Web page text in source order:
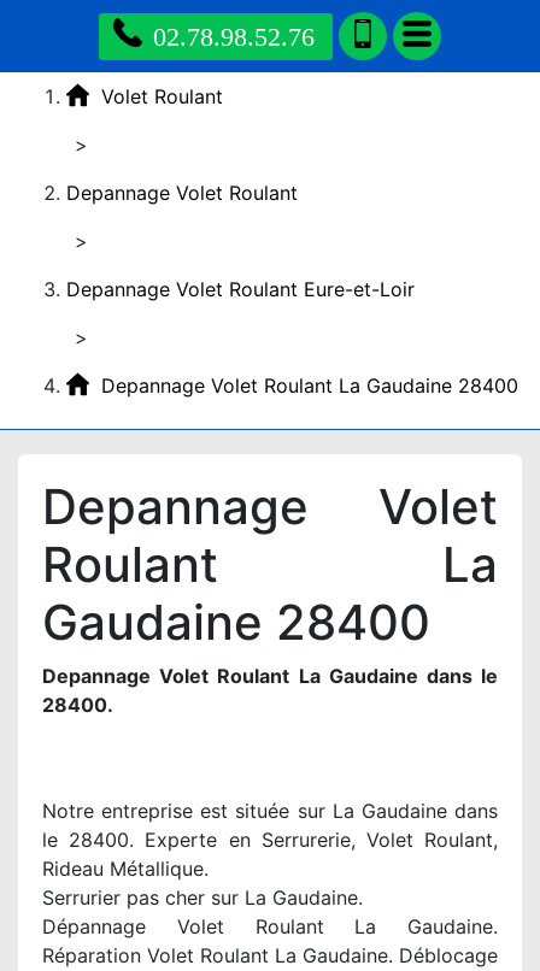
02.78.98.52.76
Volet Roulant
>
Depannage Volet Roulant
>
Depannage Volet Roulant Eure-et-Loir
>
Depannage Volet Roulant La Gaudaine 28400
Depannage Volet
Roulant La
Gaudaine 28400
Depannage Volet Roulant La Gaudaine dans le
28400.
Notre entreprise est située sur La Gaudaine dans
le 28400. Experte en Serrurerie, Volet Roulant,
Rideau Métallique.
Serrurier pas cher sur La Gaudaine.
Dépannage Volet Roulant La Gaudaine.
Réparation Volet Roulant La Gaudaine. Déblocage